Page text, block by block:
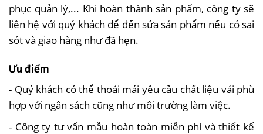
phục quản lý,... Khi hoàn thành sản phẩm, công ty sẽ
liên hệ với quý khách để đến sửa sản phẩm nếu có sai
sót và giao hàng như đã hẹn.
Ưu điểm
- Quý khách có thể thoải mái yêu cầu chất liệu vải phù
hợp với ngân sách cũng như môi trường làm việc.
- Công ty tư vấn mẫu hoàn toàn miễn phí và thiết kế